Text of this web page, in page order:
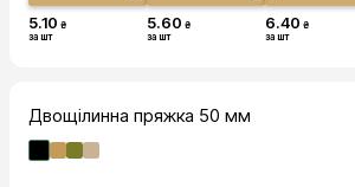
5.10 ₴
за шт
5.60 ₴
за шт
6.40 ₴
за шт
Двощілинна пряжка 50 мм